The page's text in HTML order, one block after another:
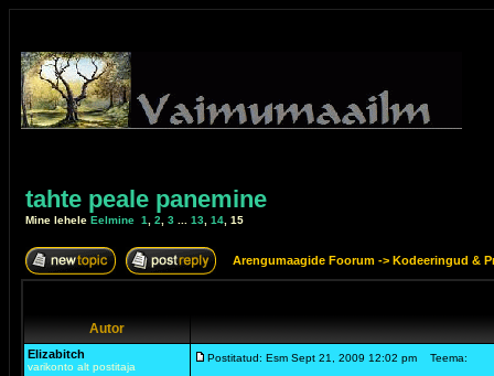
tahte peale panemine
Mine lehele Eelmine 1 2 3 13 14 15
Arengumaagide Foorum -> Kodeeringud &
Autor
Elizabitch
varikonto alt postitaja
Postitatud: Esm Sept 21, 2009 12:02 pm Teema: